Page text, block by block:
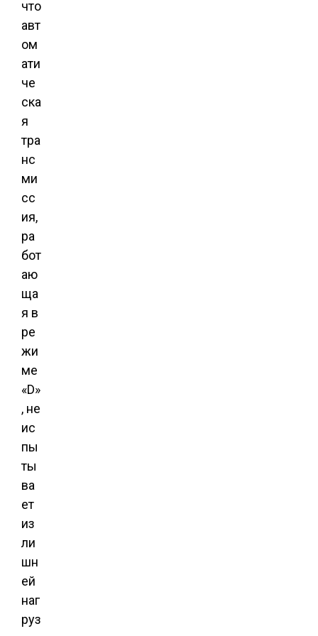
что
авт
ом
ати
че
ска
я
тра
нс
ми
сс
ия,
ра
бот
аю
ща
я в
ре
жи
ме
«D»
, не
ис
пы
ты
ва
ет
из
ли
шн
ей
наг
руз